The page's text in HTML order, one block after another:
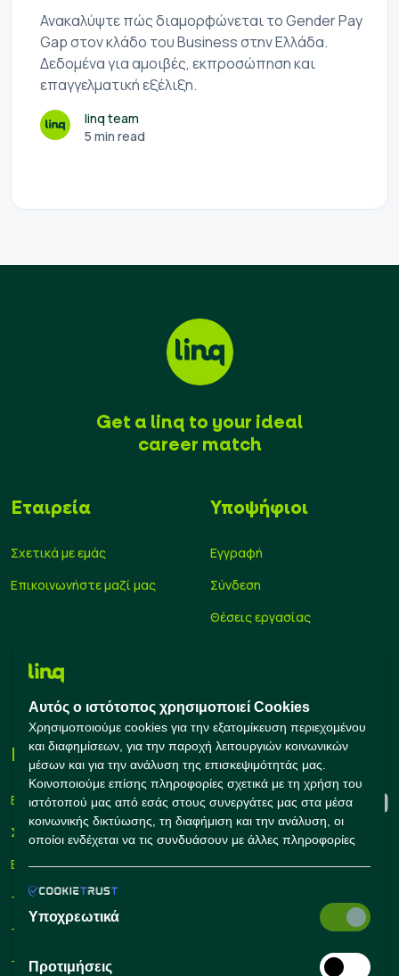
Ανακαλύψτε πώς διαμορφώνεται το Gender Pay
Gap στον κλάδο του Business στην Ελλάδα.
Δεδομένα για αμοιβές, εκπροσώπηση και
επαγγελματική εξέλιξη.
linq team
5 min read
Get a linq to your ideal
career match
Εταιρεία
Σχετικά με εμάς
Επικοινωνήστε μαζί μας
Υποψήφιοι
Εγγραφή
Σύνδεση
Θέσεις εργασίας
Συμβουλές Καριέρας
Εταιρείες
Εγγραφή
Σύνδεση
Εργαλεία Προσλήψεων
– Self Service Hiring Solutions
– Talent Hiring Solutions
– Employer Branding
Connect with us
Αυτός ο ιστότοπος χρησιμοποιεί Cookies
Χρησιμοποιούμε cookies για την εξατομίκευση περιεχομένου
και διαφημίσεων, για την παροχή λειτουργιών κοινωνικών
μέσων και για την ανάλυση της επισκεψιμότητάς μας.
Κοινοποιούμε επίσης πληροφορίες σχετικά με τη χρήση του
ιστότοπού μας από εσάς στους συνεργάτες μας στα μέσα
κοινωνικής δικτύωσης, τη διαφήμιση και την ανάλυση, οι
οποίοι ενδέχεται να τις συνδυάσουν με άλλες πληροφορίες
Υποχρεωτικά
Προτιμήσεις